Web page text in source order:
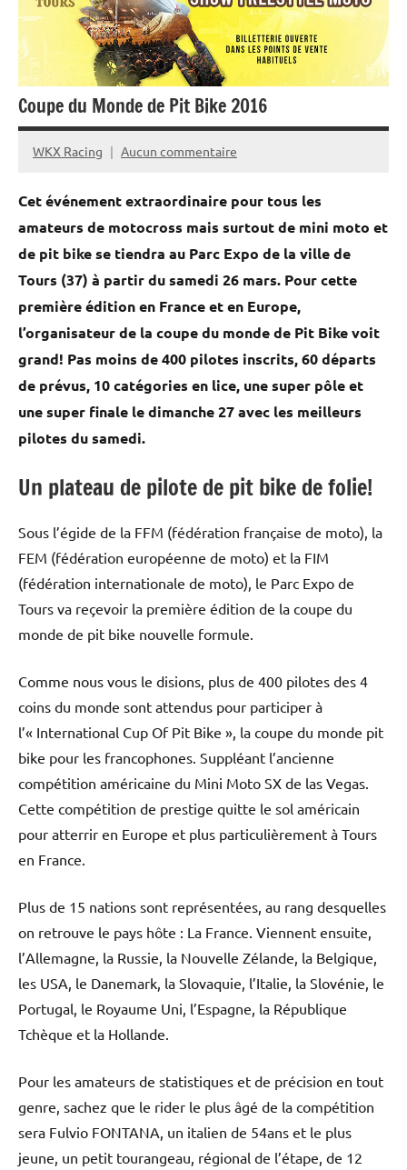
et
Mini
Moto
Coupe du Monde de Pit Bike 2016
15
2016
WKX Racing Aucun commentaire
Cet événement extraordinaire pour tous les
amateurs de motocross mais surtout de mini moto et
de pit bike se tiendra au Parc Expo de la ville de
Tours (37) à partir du samedi 26 mars. Pour cette
première édition en France et en Europe,
l’organisateur de la coupe du monde de Pit Bike voit
grand! Pas moins de 400 pilotes inscrits, 60 départs
de prévus, 10 catégories en lice, une super pôle et
une super finale le dimanche 27 avec les meilleurs
pilotes du samedi.
Un plateau de pilote de pit bike de folie!
Sous l’égide de la FFM (fédération française de moto), la
FEM (fédération européenne de moto) et la FIM
(fédération internationale de moto), le Parc Expo de
Tours va reçevoir la première édition de la coupe du
monde de pit bike nouvelle formule.
Comme nous vous le disions, plus de 400 pilotes des 4
coins du monde sont attendus pour participer à
l’« International Cup Of Pit Bike », la coupe du monde pit
bike pour les francophones. Suppléant l’ancienne
compétition américaine du Mini Moto SX de las Vegas.
Cette compétition de prestige quitte le sol américain
pour atterrir en Europe et plus particulièrement à Tours
en France.
Plus de 15 nations sont représentées, au rang desquelles
on retrouve le pays hôte : La France. Viennent ensuite,
l’Allemagne, la Russie, la Nouvelle Zélande, la Belgique,
les USA, le Danemark, la Slovaquie, l’Italie, la Slovénie, le
Portugal, le Royaume Uni, l’Espagne, la République
Tchèque et la Hollande.
Pour les amateurs de statistiques et de précision en tout
genre, sachez que le rider le plus âgé de la compétition
sera Fulvio FONTANA, un italien de 54ans et le plus
jeune, un petit tourangeau, régional de l’étape, de 12